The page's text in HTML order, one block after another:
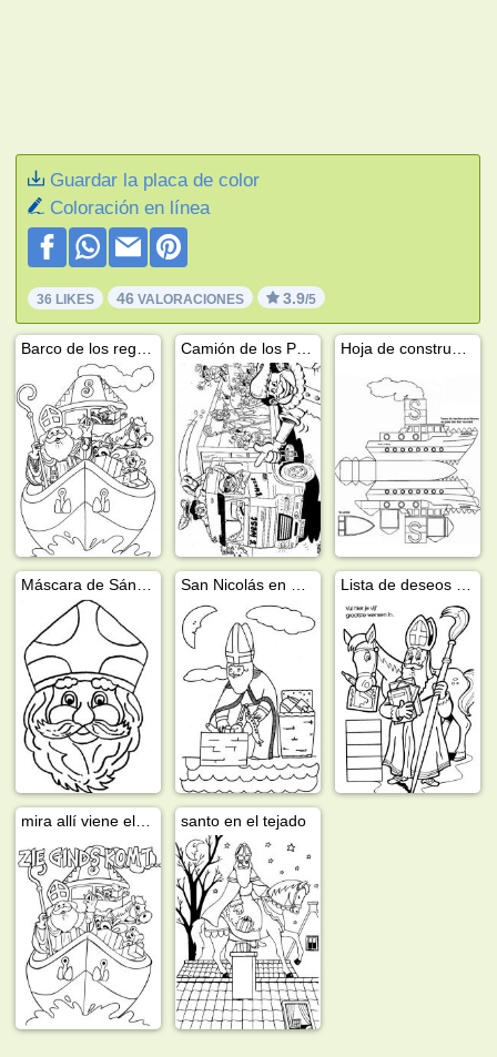
Guardar la placa de color
Coloración en línea
36 LIKES 46 VALORACIONES 3.9/5
santo en el tejado